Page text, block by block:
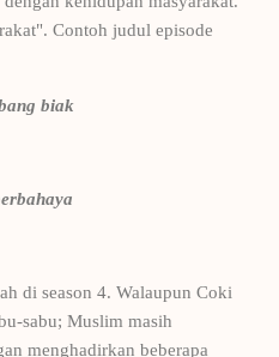
Contoh judul episode
biak
di season 4. Walaupun Coki
sabu; Muslim masih
menghadirkan beberapa